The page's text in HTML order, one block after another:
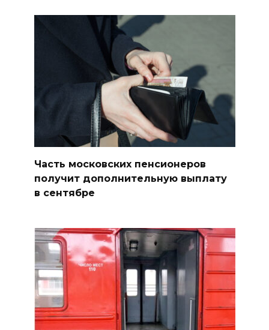
Часть московских пенсионеров
получит дополнительную выплату
в сентябре